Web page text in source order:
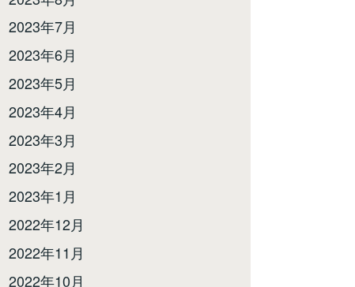
2023年7月
2023年6月
2023年5月
2023年4月
2023年3月
2023年2月
2023年1月
2022年12月
2022年11月
2022年10月